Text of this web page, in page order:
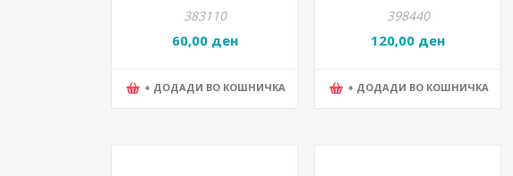
383110
60,00 ден
+ ДОДАДИ ВО КОШНИЧКА
398440
120,00 ден
+ ДОДАДИ ВО КОШНИЧКА